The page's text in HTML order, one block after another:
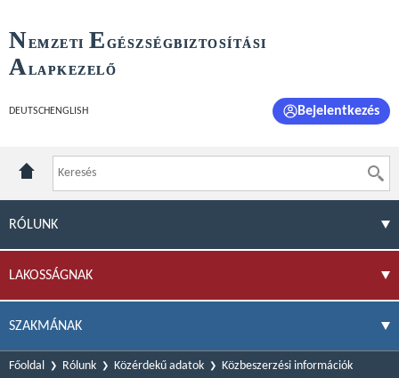
NEMZETI E GÉSZSÉGBIZTOSÍTÁSI
ALAPKEZELŐ
DEUTSCH ENGLISH Bejelentkezés
RÓLUNK
LAKOSSÁGNAK
SZAKMÁNAK
Főoldal Rólunk Közérdekű adatok
Közbeszerzési információk